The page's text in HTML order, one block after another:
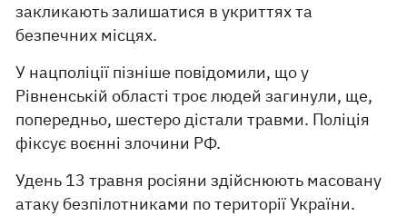
закликають залишатися в укриттях та
безпечних місцях.
У нацполіції пізніше повідомили, що у
Рівненській області троє людей загинули, ще,
попередньо, шестеро дістали травми. Поліція
фіксує воєнні злочини РФ.
Удень 13 травня росіяни здійснюють масовану
атаку безпілотниками по території України.